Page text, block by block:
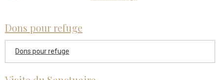
Dons pour refuge
Dons pour refuge